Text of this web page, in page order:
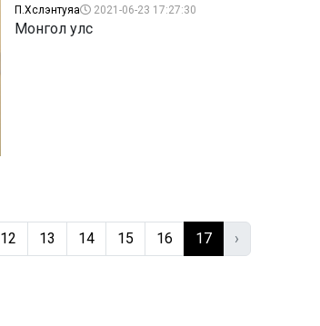
П.Хүслэнтуяа 2021-06-23 17:27:30
Монгол улс
12 13 14 15 16 17 ›